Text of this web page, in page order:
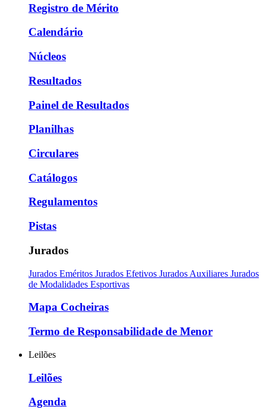
Registro de Mérito
Calendário
Núcleos
Resultados
Painel de Resultados
Planilhas
Circulares
Catálogos
Regulamentos
Pistas
Jurados
Jurados Eméritos Jurados Efetivos Jurados Auxiliares Jurados
de Modalidades Esportivas
Mapa Cocheiras
Termo de Responsabilidade de Menor
Leilões
Leilões
Agenda